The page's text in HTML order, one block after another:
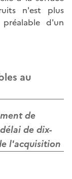
n'est plus
d'un
au
de
de dix-
l'acquisition